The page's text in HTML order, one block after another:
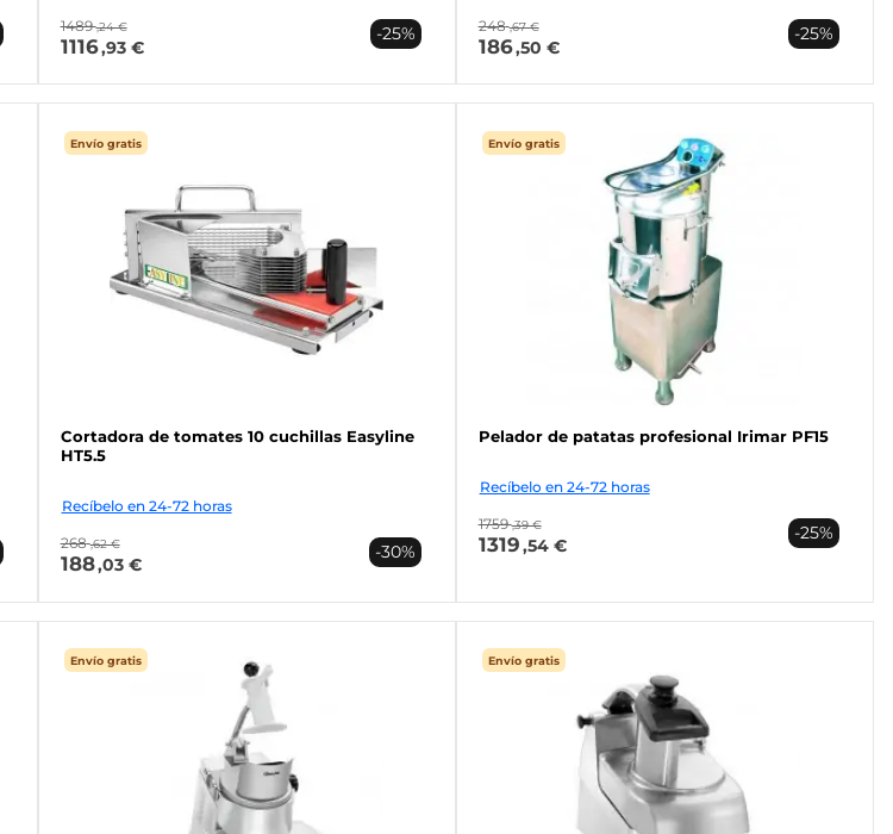
1489 ,24 €
1116,93 €
-25% 248 ,67 €
186,50 €
-25%
Envío gratis
Cortadora de tomates 10 cuchillas Easyline
HT5.5
Recíbelo en 24-72 horas
268 ,62 €
188,03 €
-30%
Envío gratis
Pelador de patatas profesional Irimar PF15
Recíbelo en 24-72 horas
1759 ,39 €
1319,54 €
-25%
Envío gratis Envío gratis